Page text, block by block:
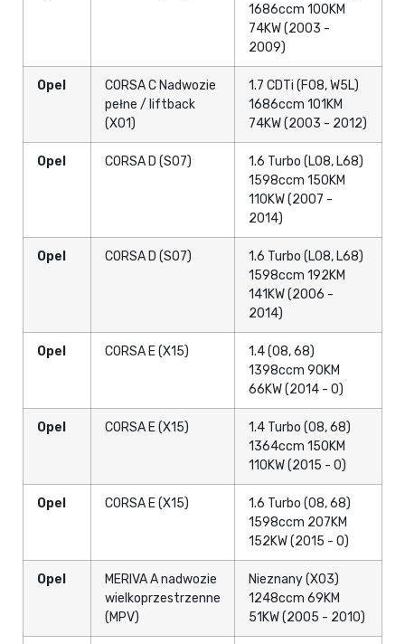
1686ccm 100KM
74KW (2003 -
2009)
Opel
CORSA C Nadwozie
pełne / liftback
(X01)
1.7 CDTi (F08, W5L)
1686ccm 101KM
74KW (2003 - 2012)
Opel CORSA D (S07)
1.6 Turbo (L08, L68)
1598ccm 150KM
110KW (2007 -
2014)
Opel CORSA D (S07)
1.6 Turbo (L08, L68)
1598ccm 192KM
141KW (2006 -
2014)
Opel CORSA E (X15)
1.4 (08, 68)
1398ccm 90KM
66KW (2014 - 0)
Opel CORSA E (X15)
1.4 Turbo (08, 68)
1364ccm 150KM
110KW (2015 - 0)
Opel CORSA E (X15)
1.6 Turbo (08, 68)
1598ccm 207KM
152KW (2015 - 0)
Opel
MERIVA A nadwozie
wielkoprzestrzenne
(MPV)
Nieznany (X03)
1248ccm 69KM
51KW (2005 - 2010)